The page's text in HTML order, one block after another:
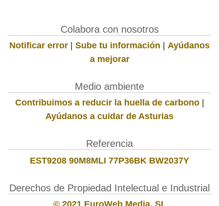
Colabora con nosotros
Notificar error | Sube tu información | Ayúdanos
a mejorar
Medio ambiente
Contribuimos a reducir la huella de carbono|
Ayúdanos a cuidar de Asturias
Referencia
EST9208 90M8MLI 77P36BK BW2037Y
Derechos de Propiedad Intelectual e Industrial
© 2021 EuroWeb Media, SL